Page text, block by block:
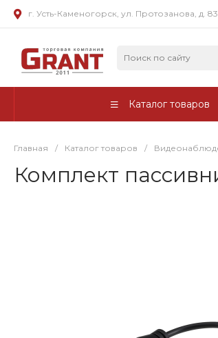
г. Усть-Каменогорск, ул. Протозанова, д.
Каталог товаров
Главная / Каталог товаров /
Комплект